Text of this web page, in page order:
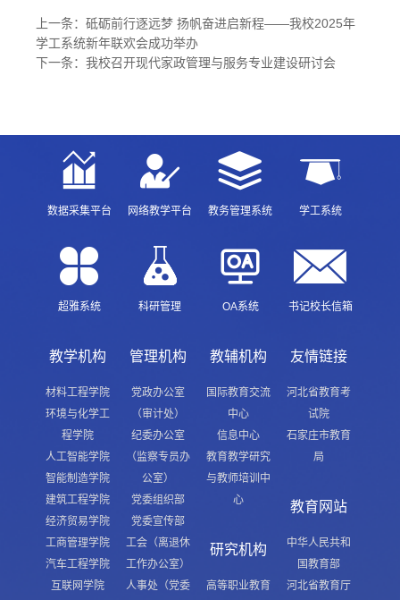
上一条： 砥砺前行逐远梦 扬帆奋进启新程——我校2025年
学工系统新年联欢会成功举办
下一条： 我校召开现代家政管理与服务专业建设研讨会
数据采集平台 网络教学平台 教务管理系统 学工系统
超雅系统 科研管理 OA系统 书记校长信箱
教学机构
材料工程学院
环境与化学工
程学院
人工智能学院
智能制造学院
建筑工程学院
经济贸易学院
工商管理学院
汽车工程学院
互联网学院
管理机构
党政办公室
（审计处）
纪委办公室
（监察专员办
公室）
党委组织部
党委宣传部
工会（离退休
工作办公室）
人事处（党委
教辅机构
国际教育交流
中心
信息中心
教育教学研究
与教师培训中
心
研究机构
高等职业教育
友情链接
河北省教育考
试院
石家庄市教育
局
教育网站
中华人民共和
国教育部
河北省教育厅